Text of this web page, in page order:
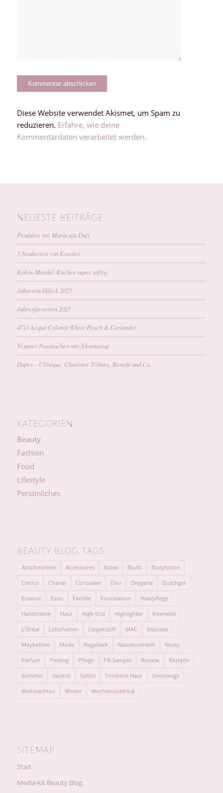
Diese Website verwendet Akismet, um Spam zu
reduzieren. Erfahre, wie deine
Kommentardaten verarbeitet werden.
NEUESTE BEITRÄGE
Produkte mit Maracuja Duft
5 Neuheiten von Essence
Kokos-Mandel-Kuchen super saftig
Jahresrückblick 2025
Jahresfavoriten 2025
4711 Acqua Colonia White Peach & Coriander
Veganer Nusskuchen mit Ahornsirup
Dupes – Clinique, Charlotte Tilbury, Benefit und Co.
KATEGORIEN
Beauty
Fashion
Food
Lifestyle
Persönliches
BEAUTY BLOG TAGS
Abschminken Accessoires Balea Blush Bodylotion
Catrice Chanel Concealer Dior Drogerie Duschgel
Essence Essie Familie Foundation Haarpflege
Handcreme Haul High End Highlighter Kosmetik
L'Oréal Lidschatten Lippenstift MAC Mascara
Maybelline Mode Nagellack Naturkosmetik Nivea
Parfum Peeling Pflege PR-Sample Review Rezepte
Sommer Swatch Süßes Trockene Haut Unterwegs
Weihnachten Winter Wochenrückblick
SITEMAP
Start
Media-Kit Beauty Blog